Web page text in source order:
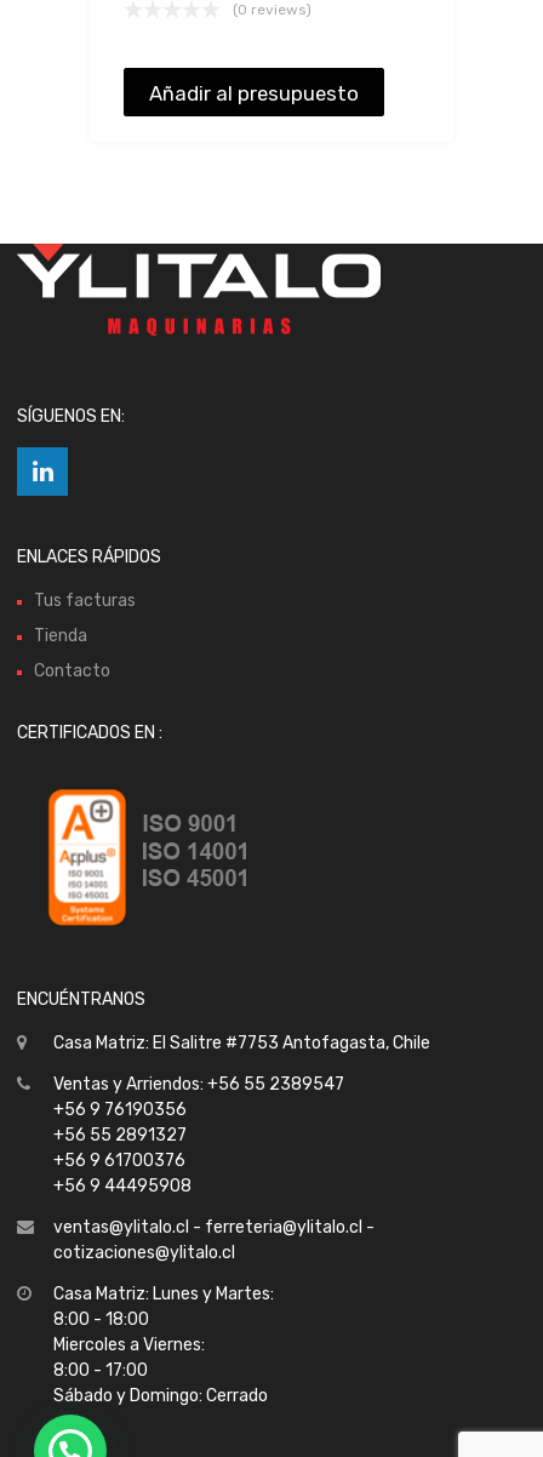
(0 reviews)
Añadir al presupuesto
SÍGUENOS EN:
ENLACES RÁPIDOS
Tus facturas
Tienda
Contacto
CERTIFICADOS EN :
ENCUÉNTRANOS
Casa Matriz: El Salitre #7753 Antofagasta, Chile
Ventas y Arriendos: +56 55 2389547
+56 9 76190356
+56 55 2891327
+56 9 61700376
+56 9 44495908
ventas@ylitalo.cl - ferreteria@ylitalo.cl -
cotizaciones@ylitalo.cl
Casa Matriz: Lunes y Martes:
8:00 - 18:00
Miercoles a Viernes:
8:00 - 17:00
Sábado y Domingo: Cerrado